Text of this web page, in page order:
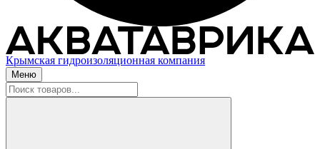
Крымская гидроизоляционная компания
Меню